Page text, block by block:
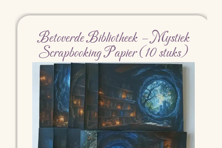
Betoverde Bibliotheek – Mystiek
Scrapbooking Papier (10 stuks)